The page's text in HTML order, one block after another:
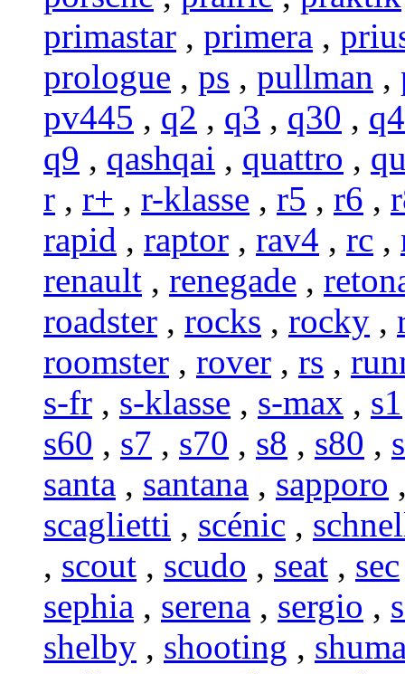
primastar , primera ,
prologue , ps , pullman ,
pv445 , q2 , q3 , q30 , q4
q9 , qashqai , quattro ,
r , r+ , r-klasse , r5 , r6 ,
rapid , raptor , rav4 , rc ,
renault , renegade ,
roadster , rocks , rocky ,
roomster , rover , rs ,
s-fr , s-klasse , s-max , s1
s60 , s7 , s70 , s8 , s80 ,
santa , santana , sapporo
scaglietti , scénic ,
, scout , scudo , seat , sec
sephia , serena , sergio ,
shelby , shooting ,